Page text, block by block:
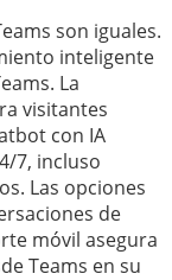
son iguales.
inteligente
La
visitantes
con IA
7, incluso
Las opciones
de
móvil asegura
Teams en su